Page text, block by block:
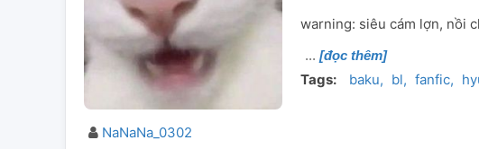
NaNaNa_0302
warning: siêu cám lợn, nồi
[đọc thêm]
Tags: baku bl fanfic